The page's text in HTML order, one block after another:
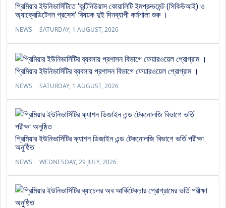
প্রিমিয়ার ইউনিভার্সিটিতে ‘কন্টিনিউয়াস কোয়ালিটি ইমপ্রুভমেন্ট (সিকিউআই) ও
অ্যাক্রেডিটেশন প্রসেস’ বিষয়ক দুই দিনব্যাপী কর্মশালা শুরু ।
NEWS SATURDAY, 1 AUGUST, 2026
প্রিমিয়ার ইউনিভার্সিটির ব্যবসায় প্রশাসন বিভাগে ফেয়ারওয়েল প্রোগ্রাম ।
NEWS SATURDAY, 1 AUGUST, 2026
প্রিমিয়ার ইউনিভার্সিটির ফ্যাশন ডিজাইন এন্ড টেকনোলজি বিভাগে ভর্তি পরীক্ষা
অনুষ্ঠিত
NEWS WEDNESDAY, 29 JULY, 2026